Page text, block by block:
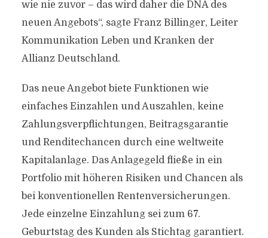
wie nie zuvor – das wird daher die DNA des
neuen Angebots“, sagte Franz Billinger, Leiter
Kommunikation Leben und Kranken der
Allianz Deutschland.
Das neue Angebot biete Funktionen wie
einfaches Einzahlen und Auszahlen, keine
Zahlungsverpflichtungen, Beitragsgarantie
und Renditechancen durch eine weltweite
Kapitalanlage. Das Anlagegeld fließe in ein
Portfolio mit höheren Risiken und Chancen als
bei konventionellen Rentenversicherungen.
Jede einzelne Einzahlung sei zum 67.
Geburtstag des Kunden als Stichtag garantiert.